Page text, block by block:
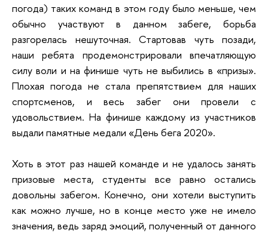
погода) таких команд в этом году было меньше, чем
обычно участвуют в данном забеге, борьба
разгорелась нешуточная. Стартовав чуть позади,
наши ребята продемонстрировали впечатляющую
силу воли и на финише чуть не выбились в «призы».
Плохая погода не стала препятствием для наших
спортсменов, и весь забег они провели с
удовольствием. На финише каждому из участников
выдали памятные медали «День бега 2020».
Хоть в этот раз нашей команде и не удалось занять
призовые места, студенты все равно остались
довольны забегом. Конечно, они хотели выступить
как можно лучше, но в конце место уже не имело
значения, ведь заряд эмоций, полученный от данного